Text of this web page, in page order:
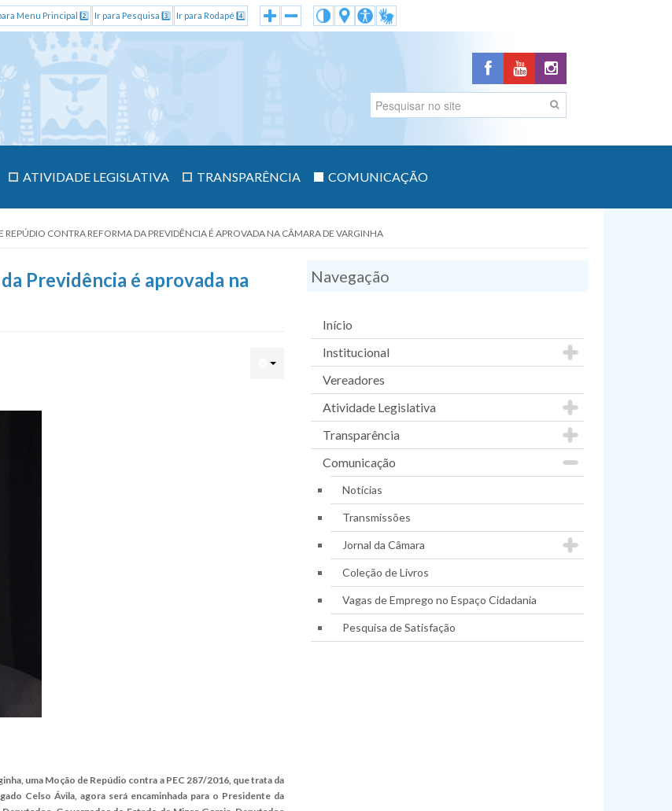
Menu Principal 2️⃣ Ir para Pesquisa 3️⃣ Ir para Rodapé 4️⃣
ATIVIDADE LEGISLATIVA TRANSPARÊNCIA COMUNICAÇÃO
REPÚDIO CONTRA REFORMA DA PREVIDÊNCIA É APROVADA NA CÂMARA DE VARGINHA
Previdência é aprovada na
uma Moção de Repúdio contra a PEC 287/2016, que trata da
Celso Ávila, agora será encaminhada para o Presidente da
Navegação
Início
Institucional
Vereadores
Atividade Legislativa
Transparência
Comunicação
Notícias
Transmissões
Jornal da Câmara
Coleção de Livros
Vagas de Emprego no Espaço Cidadania
Pesquisa de Satisfação